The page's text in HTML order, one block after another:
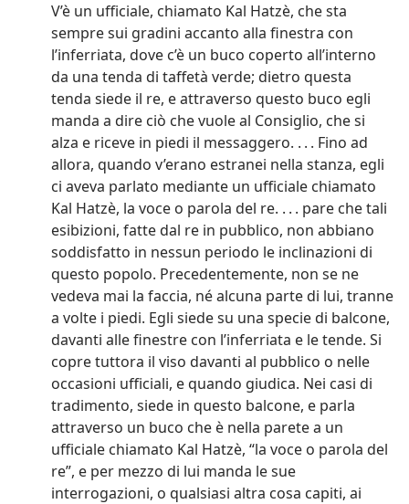
V’è un ufficiale, chiamato Kal Hatzè, che sta
sempre sui gradini accanto alla finestra con
l’inferriata, dove c’è un buco coperto all’interno
da una tenda di taffetà verde; dietro questa
tenda siede il re, e attraverso questo buco egli
manda a dire ciò che vuole al Consiglio, che si
alza e riceve in piedi il messaggero. . . . Fino ad
allora, quando v’erano estranei nella stanza, egli
ci aveva parlato mediante un ufficiale chiamato
Kal Hatzè, la voce o parola del re. . . . pare che tali
esibizioni, fatte dal re in pubblico, non abbiano
soddisfatto in nessun periodo le inclinazioni di
questo popolo. Precedentemente, non se ne
vedeva mai la faccia, né alcuna parte di lui, tranne
a volte i piedi. Egli siede su una specie di balcone,
davanti alle finestre con l’inferriata e le tende. Si
copre tuttora il viso davanti al pubblico o nelle
occasioni ufficiali, e quando giudica. Nei casi di
tradimento, siede in questo balcone, e parla
attraverso un buco che è nella parete a un
ufficiale chiamato Kal Hatzè, “la voce o parola del
re”, e per mezzo di lui manda le sue
interrogazioni, o qualsiasi altra cosa capiti, ai